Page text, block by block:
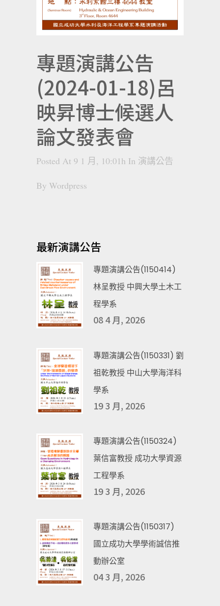
專題演講公告
(2024-01-18)呂
映昇博士候選人
論文發表會
Posted At 9 1 月, 10:01h In 演講公告
By Wordpress
最新演講公告
專題演講公告(1150414)
林呈教授 中興大學土木工
程學系
08 4 月, 2026
專題演講公告(1150331) 劉
祖乾教授 中山大學海洋科
學系
19 3 月, 2026
專題演講公告(1150324)
葉信富教授 成功大學資源
工程學系
19 3 月, 2026
專題演講公告(1150317)
國立成功大學學術誠信推
動辦公室
04 3 月, 2026